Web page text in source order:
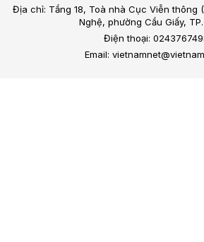
Địa chỉ: Tầng 18, Toà nhà Cục Viễn thông
Nghệ, phường Cầu Giấy,
Điện thoại:
Email: